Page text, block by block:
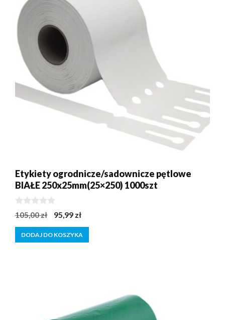
Etykiety ogrodnicze/sadownicze pętlowe
BIAŁE 250x25mm(25×250) 1000szt
0
z
5
105,00zł
Pierwotna
cena
wynosiła:
95,99 złAktualna
cena
wynosi:
DODAJ DO KOSZYKA